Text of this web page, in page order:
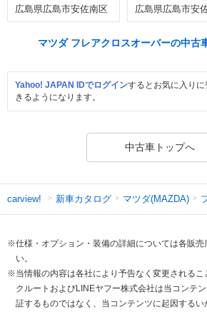
広島県広島市安佐南区 広島県広島市安
マツダ フレアクロスオーバーの中古
Yahoo! JAPAN IDでログインするとお気に入り
きるようになります。
中古車トップへ
carview! 新車カタログ マツダ(MAZDA)
※仕様・オプション・装備の詳細については各販売
い。
※当情報の内容は各社により予告なく変更されるこ
クルートおよびLINEヤフー株式会社は当コンテ
証するものではなく、当コンテンツに起因する